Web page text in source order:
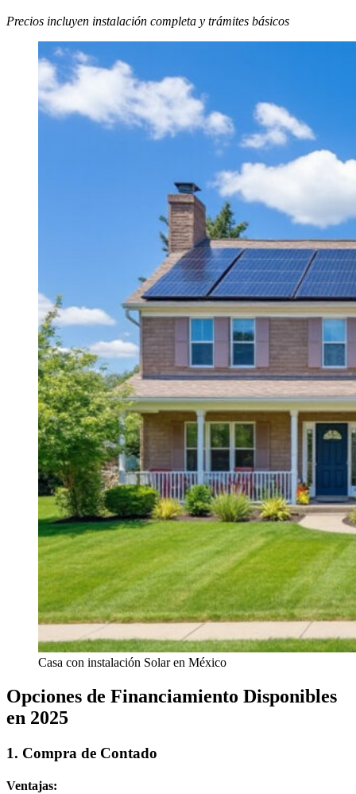
Precios incluyen instalación completa y trámites básicos
Casa con instalación Solar en México
Opciones de Financiamiento Disponibles
en 2025
1. Compra de Contado
Ventajas: